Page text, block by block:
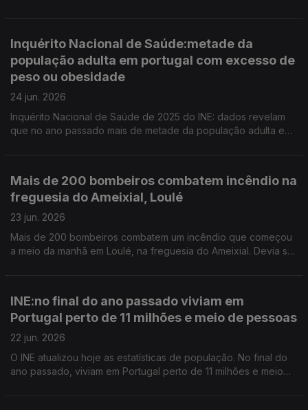
Conservatório Nacional.
Inquérito Nacional de Saúde:metade da
população adulta em portugal com excesso de
peso ou obesidade
24 jun. 2026
Inquérito Nacional de Saúde de 2025 do INE: dados revelam
que no ano passado mais de metade da população adulta em
Mais de 200 bombeiros combatem incêndio na
freguesia do Ameixial, Loulé
23 jun. 2026
Mais de 200 bombeiros combatem um incêndio que começou
a meio da manhã em Loulé, na freguesia do Ameixial. Devia ser
INE:no final do ano passado viviam em
Portugal perto de 11 milhões e meio de pessoas
22 jun. 2026
O INE atualizou hoje as estatísticas de população. No final do
ano passado, viviam em Portugal perto de 11 milhões e meio